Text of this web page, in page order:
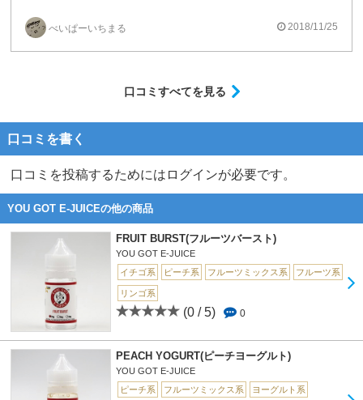
甘くて、くどくて、でも嫌じゃない！
甘党御用達なバニラカスタードです。
YOU GODのバニカスは、カラメルが強めな感じがします。
THE バニカス！！！！
べいぱーいちまる 2018/11/25
口コミすべてを見る
口コミを書く
口コミを投稿するためにはログインが必要です。
YOU GOT E-JUICEの他の商品
FRUIT BURST(フルーツバースト)
YOU GOT E-JUICE
イチゴ系
ピーチ系 フルーツミックス系 フルーツ系
リンゴ系
(0 / 5) 0
PEACH YOGURT(ピーチヨーグルト)
YOU GOT E-JUICE
ピーチ系
フルーツミックス系 ヨーグルト系